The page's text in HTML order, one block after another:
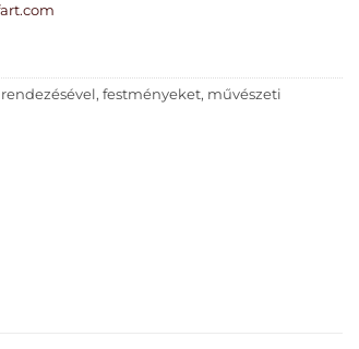
festményeket, művészeti